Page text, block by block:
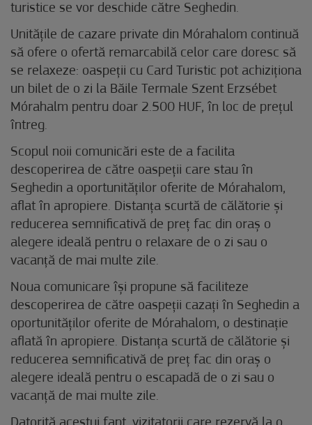
turistice se vor deschide către Seghedin.
Unitățile de cazare private din Mórahalom continuă
să ofere o ofertă remarcabilă celor care doresc să
se relaxeze: oaspeții cu Card Turistic pot achiziționa
un bilet de o zi la Băile Termale Szent Erzsébet
Mórahalm pentru doar 2.500 HUF, în loc de prețul
întreg.
Scopul noii comunicări este de a facilita
descoperirea de către oaspeții care stau în
Seghedin a oportunităților oferite de Mórahalom,
aflat în apropiere. Distanța scurtă de călătorie și
reducerea semnificativă de preț fac din oraș o
alegere ideală pentru o relaxare de o zi sau o
vacanță de mai multe zile.
Noua comunicare își propune să faciliteze
descoperirea de către oaspeții cazați în Seghedin a
oportunităților oferite de Mórahalom, o destinație
aflată în apropiere. Distanța scurtă de călătorie și
reducerea semnificativă de preț fac din oraș o
alegere ideală pentru o escapadă de o zi sau o
vacanță de mai multe zile.